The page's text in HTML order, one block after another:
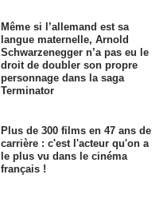
Même si l’allemand est sa
langue maternelle, Arnold
Schwarzenegger n’a pas eu le
droit de doubler son propre
personnage dans la saga
Terminator
Plus de 300 films en 47 ans de
carrière : c'est l'acteur qu'on a
le plus vu dans le cinéma
français !